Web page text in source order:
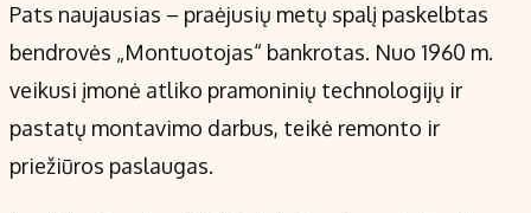
Pats naujausias – praėjusių metų spalį paskelbtas
bendrovės „Montuotojas“ bankrotas. Nuo 1960 m.
veikusi įmonė atliko pramoninių technologijų ir
pastatų montavimo darbus, teikė remonto ir
priežiūros paslaugas.